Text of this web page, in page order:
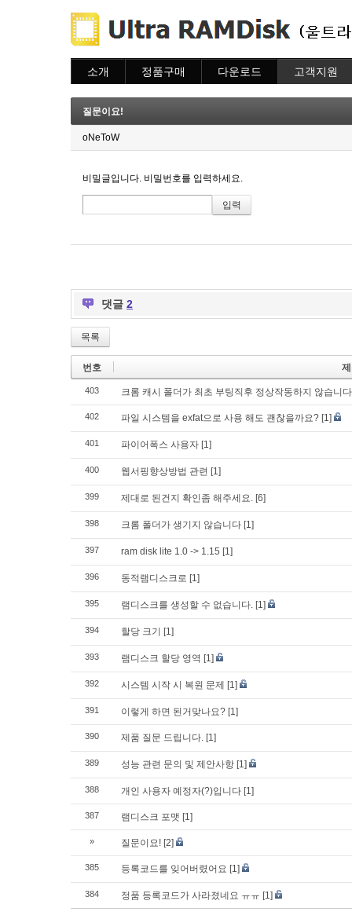
소개 정품구매
이용안내
다운로드 고객지원
질문하기
질문이요!
oNeToW
비밀글입니다. 비밀번호를 입력하세요.
댓글 2
목록
번호
403 크롬 캐시 폴더가 최초 부팅직후 정상작동하지 않습니
402 파일 시스템을 exfat으로 사용 해도 괜찮을까요? [1]
401 파이어폭스 사용자 [1]
400 웹서핑향상방법 관련 [1]
399 제대로 된건지 확인좀 해주세요. [6]
398 크롬 폴더가 생기지 않습니다 [1]
397 ram disk lite 1.0 -> 1.15 [1]
396 동적램디스크로 [1]
395 램디스크를 생성할 수 없습니다. [1]
394 할당 크기 [1]
393 램디스크 할당 영역 [1]
392 시스템 시작 시 복원 문제 [1]
391 이렇게 하면 된거맞나요? [1]
390 제품 질문 드립니다. [1]
389 성능 관련 문의 및 제안사항 [1]
388 개인 사용자 예정자(?)입니다 [1]
387 램디스크 포맷 [1]
» 질문이요! [2]
385 등록코드를 잊어버렸어요 [1]
384 정품 등록코드가 사라졌네요 ㅠㅠ [1]